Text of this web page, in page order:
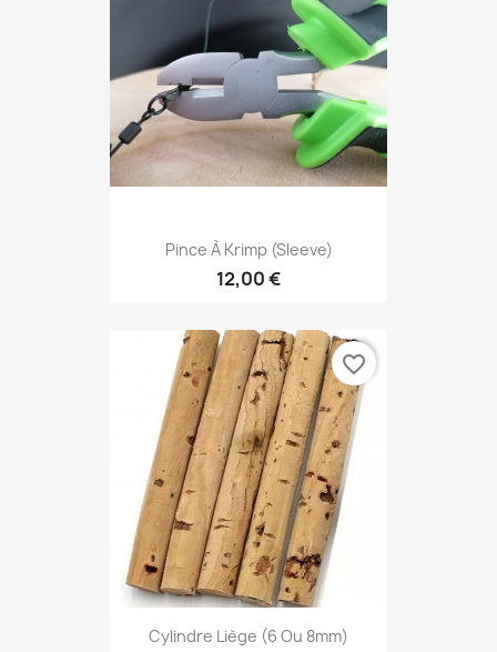
Pince À Krimp (Sleeve)
12,00 €
Cylindre Liège (6 Ou 8mm)
favorite_border